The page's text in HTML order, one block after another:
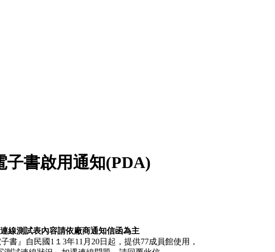
子書啟用通知(PDA)
線測試表內容請依廠商通知信函為主
書』自民國1１3年11月20日起，提供77成員館使用，